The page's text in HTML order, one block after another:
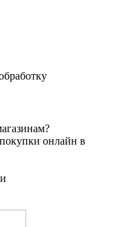
онлайн в